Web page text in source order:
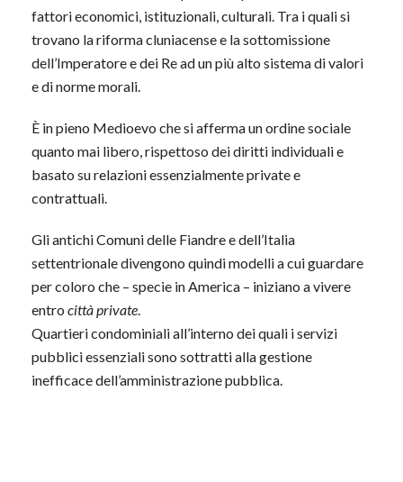
fattori economici, istituzionali, culturali. Tra i quali si
trovano la riforma cluniacense e la sottomissione
dell’Imperatore e dei Re ad un più alto sistema di valori
e di norme morali.
È in pieno Medioevo che si afferma un ordine sociale
quanto mai libero, rispettoso dei diritti individuali e
basato su relazioni essenzialmente private e
contrattuali.
Gli antichi Comuni delle Fiandre e dell’Italia
settentrionale divengono quindi modelli a cui guardare
per coloro che – specie in America – iniziano a vivere
entro città private.
Quartieri condominiali all’interno dei quali i servizi
pubblici essenziali sono sottratti alla gestione
inefficace dell’amministrazione pubblica.